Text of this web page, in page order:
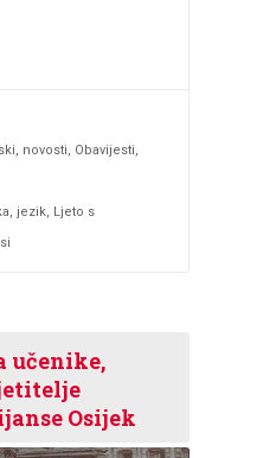
, novosti, Obavijesti,
, jezik, Ljeto s
učenike,
Osijek